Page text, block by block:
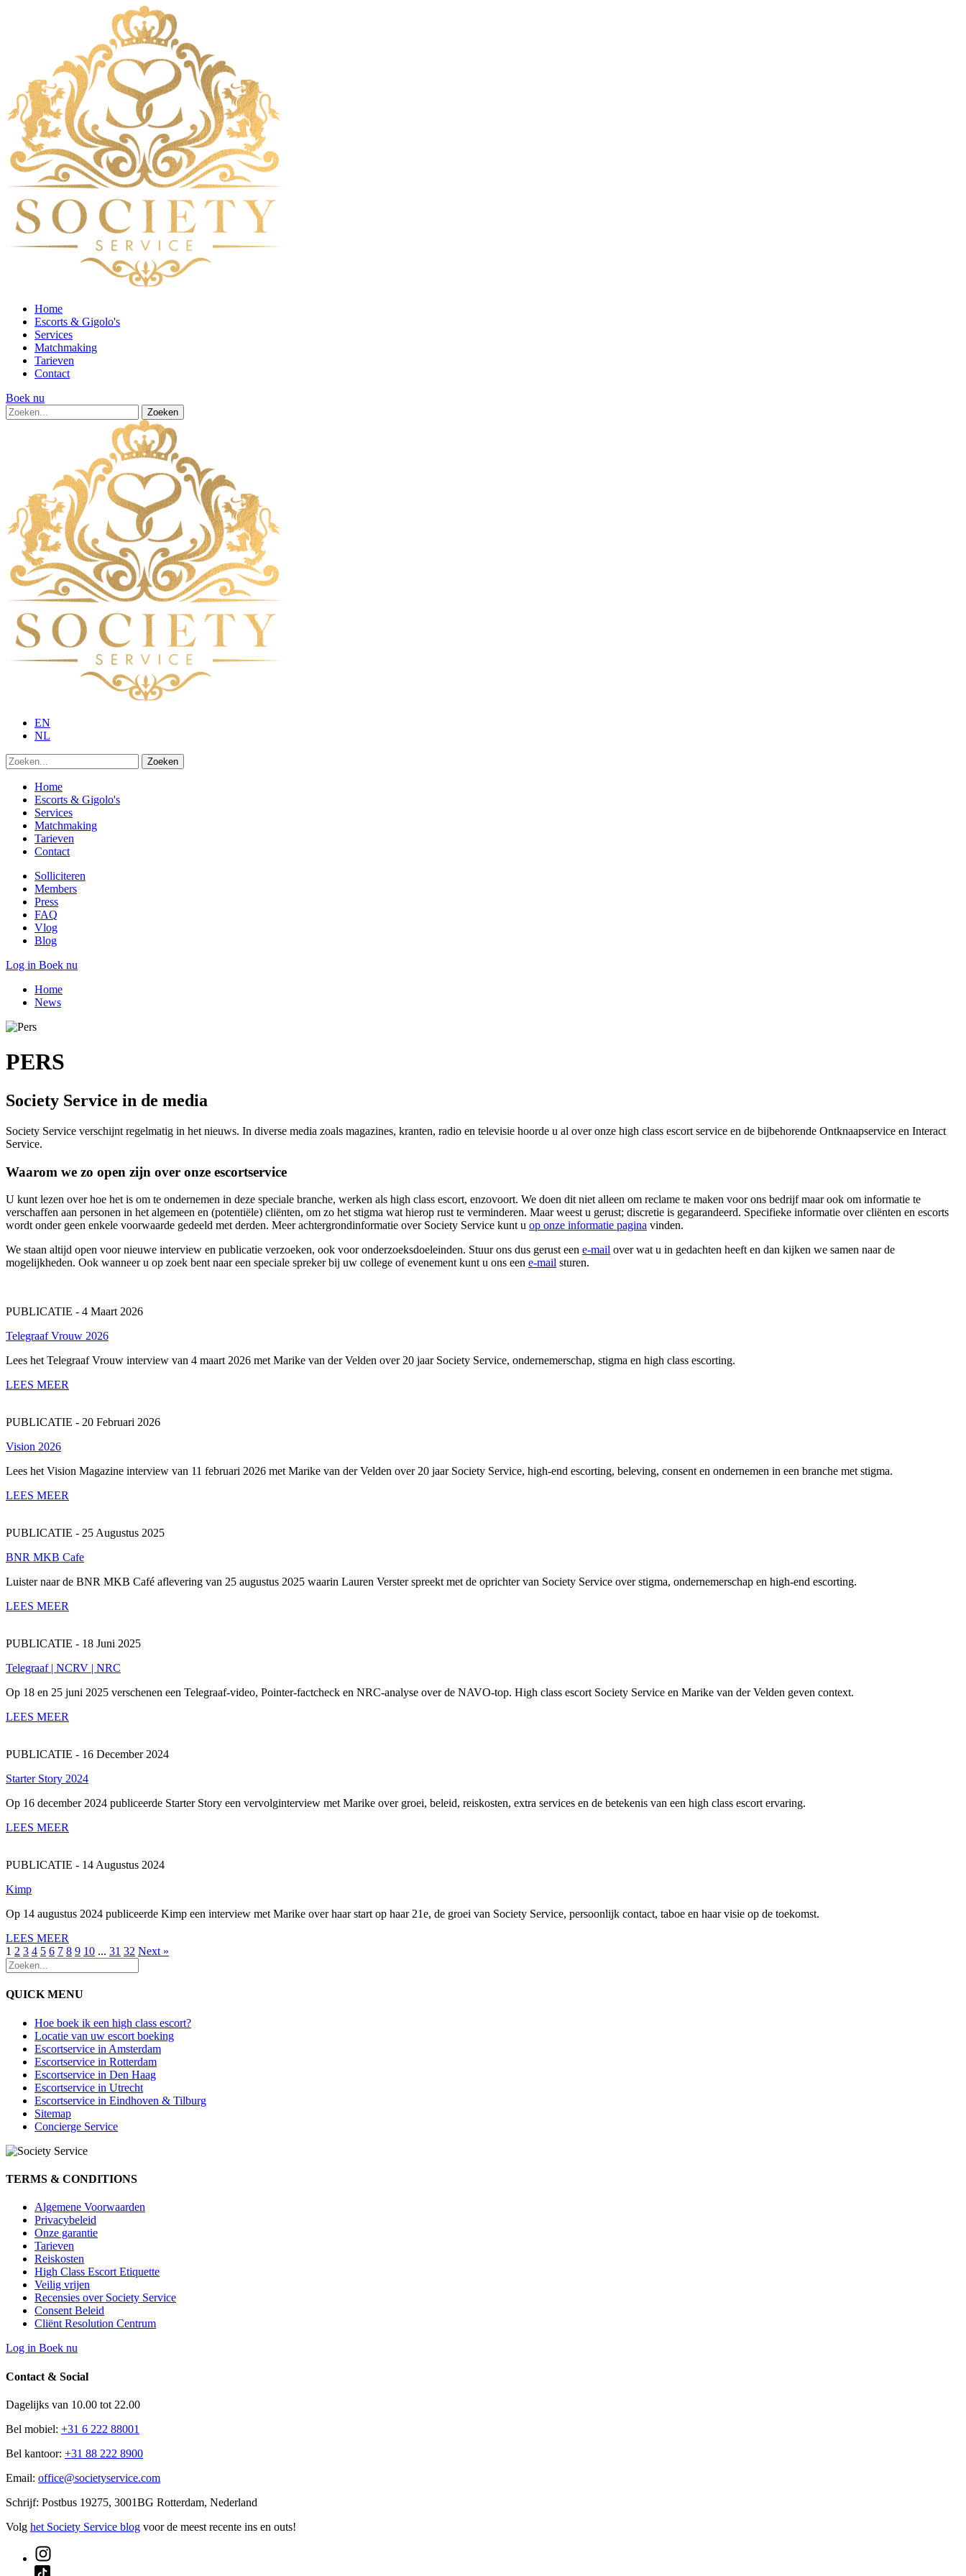
Home
Escorts & Gigolo's
Services
Matchmaking
Tarieven
Contact
Boek nu
Zoeken
EN
NL
Zoeken
Home
Escorts & Gigolo's
Services
Matchmaking
Tarieven
Contact
Solliciteren
Members
Press
FAQ
Vlog
Blog
Log in Boek nu
Home
News
PERS
Society Service in de media
Society Service verschijnt regelmatig in het nieuws. In diverse media zoals magazines, kranten, radio en televisie hoorde u al over onze high class escort service en de bijbehorende Ontknaapservice en Interact
Service.
Waarom we zo open zijn over onze escortservice
U kunt lezen over hoe het is om te ondernemen in deze speciale branche, werken als high class escort, enzovoort. We doen dit niet alleen om reclame te maken voor ons bedrijf maar ook om informatie te
verschaffen aan personen in het algemeen en (potentiële) cliënten, om zo het stigma wat hierop rust te verminderen. Maar weest u gerust; discretie is gegarandeerd. Specifieke informatie over cliënten en escorts
wordt onder geen enkele voorwaarde gedeeld met derden. Meer achtergrondinformatie over Society Service kunt u op onze informatie pagina vinden.
We staan altijd open voor nieuwe interview en publicatie verzoeken, ook voor onderzoeksdoeleinden. Stuur ons dus gerust een e-mail over wat u in gedachten heeft en dan kijken we samen naar de
mogelijkheden. Ook wanneer u op zoek bent naar een speciale spreker bij uw college of evenement kunt u ons een e-mail sturen.
PUBLICATIE - 4 Maart 2026
Telegraaf Vrouw 2026
Lees het Telegraaf Vrouw interview van 4 maart 2026 met Marike van der Velden over 20 jaar Society Service, ondernemerschap, stigma en high class escorting.
LEES MEER
PUBLICATIE - 20 Februari 2026
Vision 2026
Lees het Vision Magazine interview van 11 februari 2026 met Marike van der Velden over 20 jaar Society Service, high-end escorting, beleving, consent en ondernemen in een branche met stigma.
LEES MEER
PUBLICATIE - 25 Augustus 2025
BNR MKB Cafe
Luister naar de BNR MKB Café aflevering van 25 augustus 2025 waarin Lauren Verster spreekt met de oprichter van Society Service over stigma, ondernemerschap en high-end escorting.
LEES MEER
PUBLICATIE - 18 Juni 2025
Telegraaf | NCRV | NRC
Op 18 en 25 juni 2025 verschenen een Telegraaf-video, Pointer-factcheck en NRC-analyse over de NAVO-top. High class escort Society Service en Marike van der Velden geven context.
LEES MEER
PUBLICATIE - 16 December 2024
Starter Story 2024
Op 16 december 2024 publiceerde Starter Story een vervolginterview met Marike over groei, beleid, reiskosten, extra services en de betekenis van een high class escort ervaring.
LEES MEER
PUBLICATIE - 14 Augustus 2024
Kimp
Op 14 augustus 2024 publiceerde Kimp een interview met Marike over haar start op haar 21e, de groei van Society Service, persoonlijk contact, taboe en haar visie op de toekomst.
LEES MEER
1 2 3 4 5 6 7 8 9 10 ... 31 32 Next »
QUICK MENU
Hoe boek ik een high class escort?
Locatie van uw escort boeking
Escortservice in Amsterdam
Escortservice in Rotterdam
Escortservice in Den Haag
Escortservice in Utrecht
Escortservice in Eindhoven & Tilburg
Sitemap
Concierge Service
TERMS & CONDITIONS
Algemene Voorwaarden
Privacybeleid
Onze garantie
Tarieven
Reiskosten
High Class Escort Etiquette
Veilig vrijen
Recensies over Society Service
Consent Beleid
Cliënt Resolution Centrum
Log in Boek nu
Contact & Social
Dagelijks van 10.00 tot 22.00
Bel mobiel: +31 6 222 88001
Bel kantoor: +31 88 222 8900
Email: office@societyservice.com
Schrijf: Postbus 19275, 3001BG Rotterdam, Nederland
Volg het Society Service blog voor de meest recente ins en outs!